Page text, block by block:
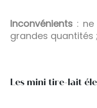
Inconvénients :
grandes quantités ;
Les mini tire-lait